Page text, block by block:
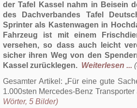
der Tafel Kassel nahm in Beisein
des Dachverbandes Tafel
Sprinter als Kastenwagen in
Fahrzeug ist mit einem
versehen, so dass auch leicht
sicher ihren Weg von den
Kassel zurücklegen. Weiterlesen ...
Gesamter Artikel: Für eine gute
1.000sten Mercedes-Benz Transporter
Wörter, 5 Bilder)